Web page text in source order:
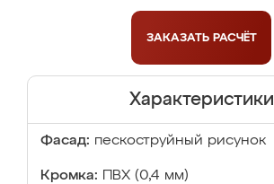
ЗАКАЗАТЬ РАСЧЁТ
Характеристики
Фасад: пескоструйный рисунок
Кромка: ПВХ (0,4 мм)